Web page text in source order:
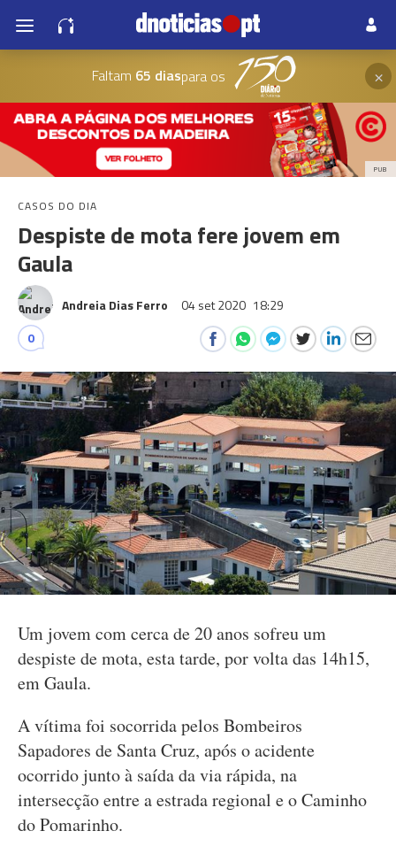
Faltam 65 diaspara os ×
PUB
CASOS DO DIA
Despiste de mota fere jovem em
Gaula
Andreia Dias Ferro 04 set 2020 18:29
0
Um jovem com cerca de 20 anos sofreu um
despiste de mota, esta tarde, por volta das 14h15,
em Gaula.
A vítima foi socorrida pelos Bombeiros
Sapadores de Santa Cruz, após o acidente
ocorrido junto à saída da via rápida, na
intersecção entre a estrada regional e o Caminho
do Pomarinho.